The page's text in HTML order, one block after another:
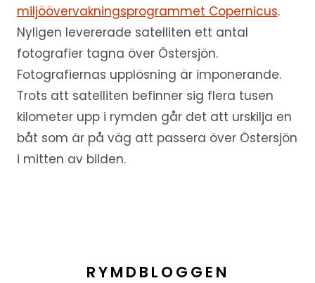
miljöövervakningsprogrammet Copernicus.
Nyligen levererade satelliten ett antal
fotografier tagna över Östersjön.
Fotografiernas upplösning är imponerande.
Trots att satelliten befinner sig flera tusen
kilometer upp i rymden går det att urskilja en
båt som är på väg att passera över Östersjön
i mitten av bilden.
RYMDBLOGGEN